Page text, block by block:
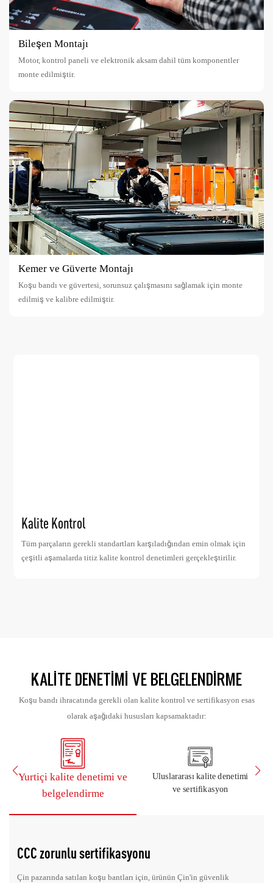
Bileşen Montajı
Motor, kontrol paneli ve elektronik aksam dahil tüm komponentler
monte edilmiştir.
Kemer ve Güverte Montajı
Koşu bandı ve güvertesi, sorunsuz çalışmasını sağlamak için monte
edilmiş ve kalibre edilmiştir.
Kalite Kontrol
Tüm parçaların gerekli standartları karşıladığından emin olmak için
çeşitli aşamalarda titiz kalite kontrol denetimleri gerçekleştirilir.
KALITE DENETIMI VE BELGELENDIRME
Koşu bandı ihracatında gerekli olan kalite kontrol ve sertifikasyon esas
olarak aşağıdaki hususları kapsamaktadır:
Yurtiçi kalite denetimi ve
belgelendirme
Uluslararası kalite denetimi
ve sertifikasyon
CCC zorunlu sertifikasyonu
Çin pazarında satılan koşu bantları için, ürünün Çin'in güvenlik